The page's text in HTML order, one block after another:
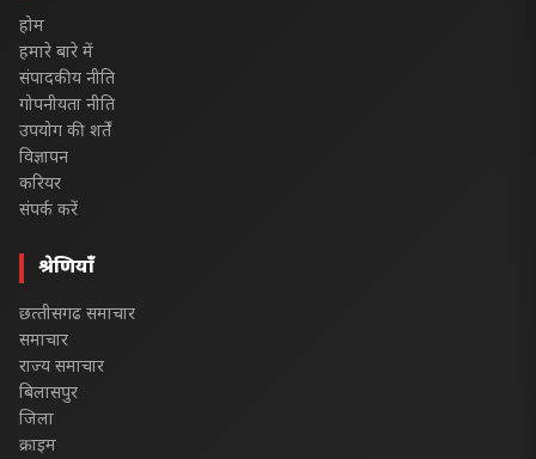
होम
हमारे बारे में
संपादकीय नीति
गोपनीयता नीति
उपयोग की शर्तें
विज्ञापन
करियर
संपर्क करें
श्रेणियाँ
छत्‍तीसगढ समाचार
समाचार
राज्य समाचार
बिलासपुर
जिला
क्राइम